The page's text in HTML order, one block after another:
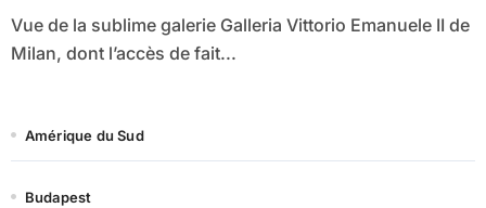
Vue de la sublime galerie Galleria Vittorio Emanuele II de
Milan, dont l’accès de fait...
Amérique du Sud
Budapest